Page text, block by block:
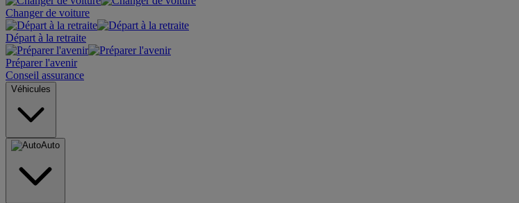
Changer de voiture
Départ à la retraite
Préparer l'avenir
Conseil assurance
Véhicules
Auto